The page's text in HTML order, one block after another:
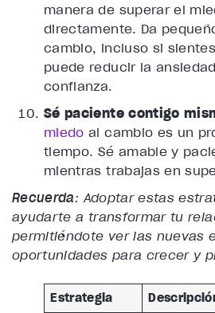
manera de superar el
directamente. Da
cambio, incluso si
puede reducir la
confianza.
Sé paciente contigo
miedo al cambio es un
tiempo. Sé amable y
mientras trabajas en
Recuerda: Adoptar estas
ayudarte a transformar tu
permitiéndote ver las nuevas
oportunidades para crecer y
Estrategia